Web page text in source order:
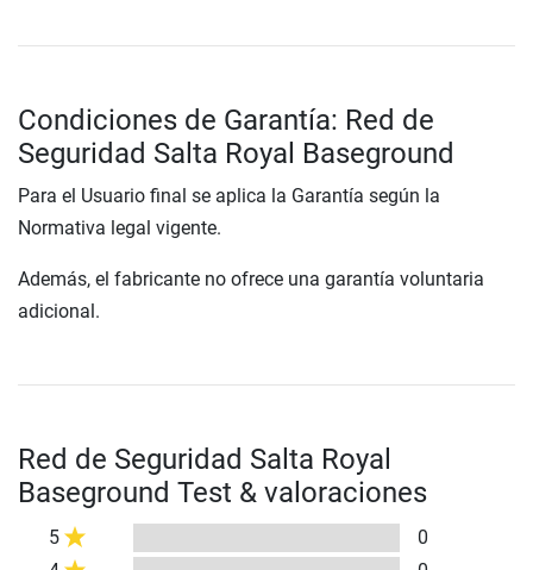
Condiciones de Garantía: Red de
Seguridad Salta Royal Baseground
Para el Usuario final se aplica la Garantía según la
Normativa legal vigente.
Además, el fabricante no ofrece una garantía voluntaria
adicional.
Red de Seguridad Salta Royal
Baseground Test & valoraciones
5
0